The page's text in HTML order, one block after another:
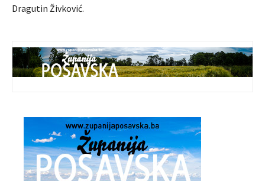
Dragutin Živković.